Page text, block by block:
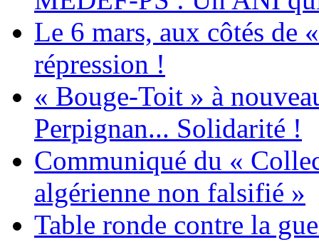
Le 6 mars, aux côtés de
répression !
« Bouge-Toit » à
Perpignan... Solidarité !
Communiqué du «
algérienne non falsifié »
Table ronde contre la